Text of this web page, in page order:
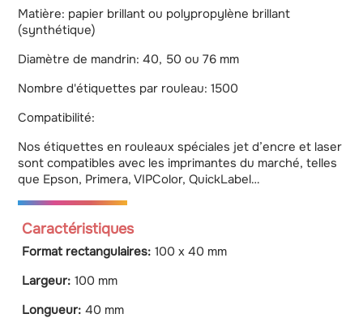
Matière: papier brillant ou polypropylène brillant
(synthétique)
Diamètre de mandrin: 40, 50 ou 76 mm
Nombre d'étiquettes par rouleau: 1500
Compatibilité:
Nos étiquettes en rouleaux spéciales jet d’encre et laser
sont compatibles avec les imprimantes du marché, telles
que Epson, Primera, VIPColor, QuickLabel…
Caractéristiques
Format rectangulaires: 100 x 40 mm
Largeur: 100 mm
Longueur: 40 mm